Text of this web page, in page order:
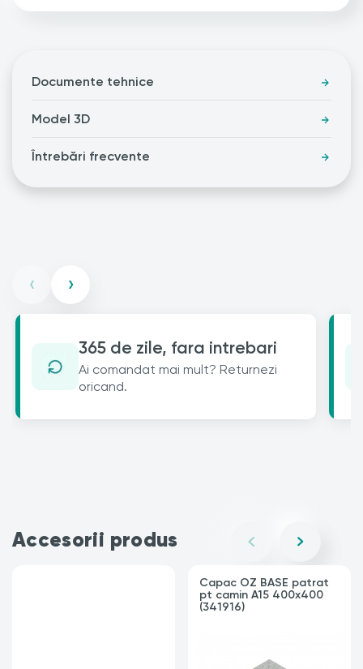
Documente tehnice
Model 3D
Întrebări frecvente
‹ ›
365 de zile, fara intrebari
Ai comandat mai mult? Returnezi
oricand.
Accesorii produs
Capac OZ BASE patrat
pt camin A15 400x400
(341916)